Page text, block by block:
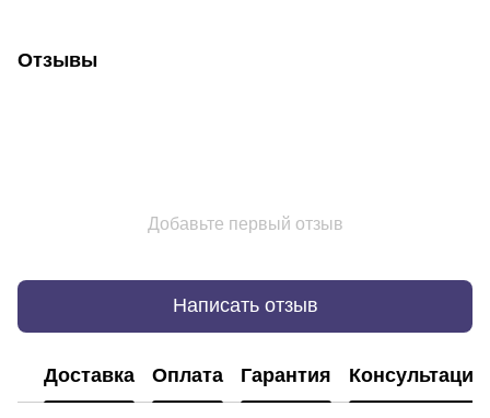
Отзывы
Добавьте первый отзыв
Написать отзыв
Доставка Оплата Гарантия Консультация